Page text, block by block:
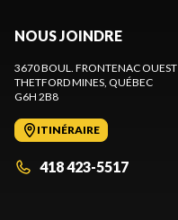
NOUS JOINDRE
3670 BOUL. FRONTENAC OUEST
THETFORD MINES , QUÉBEC
G6H 2B8
ITINÉRAIRE
418 423-5517